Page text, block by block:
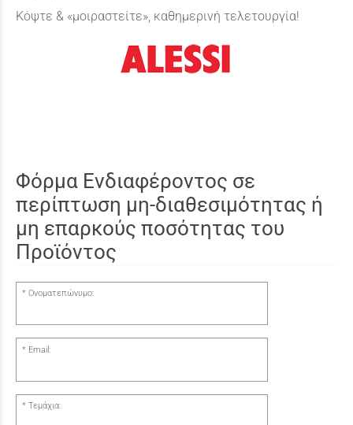
Κόψτε & «μοιραστείτε», καθημερινή τελετουργία!
Φόρμα Ενδιαφέροντος σε
περίπτωση μη-διαθεσιμότητας ή
μη επαρκούς ποσότητας του
Προϊόντος
Ονοματεπώνυμο:
Email:
Τεμάχια: